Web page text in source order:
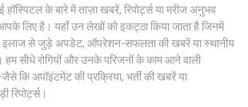
के बारे में ताज़ा खबरें, रिपोर्ट्स या मरीज अनुभव
लिए है। यहाँ उन लेखों को इकट्ठा किया जाता है जिनमें
इलाज से जुड़े अपडेट, ऑपरेशन-सफलता की खबरें या स्थानीय
हम सीधे रोगियों और उनके परिजनों के काम आने वाली
कि अपॉइंटमेंट की प्रक्रिया, भर्ती की खबरें या